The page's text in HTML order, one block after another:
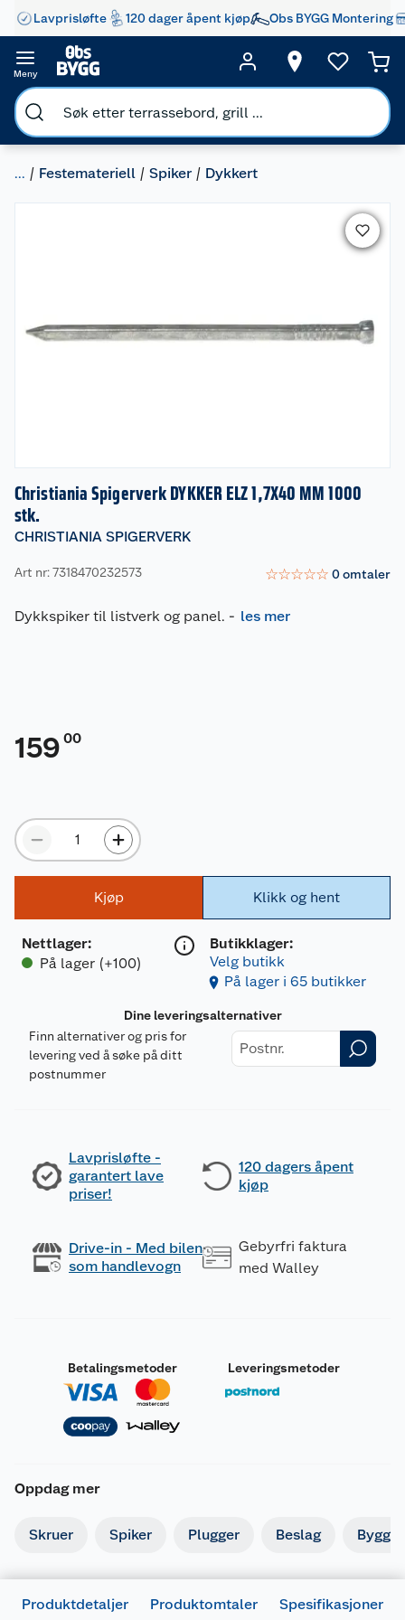
Lavprisløfte 120 dager åpent kjøp Obs BYGG Montering
Meny
... Festemateriell Spiker Dykkert
Christiania Spigerverk DYKKER ELZ 1,7X40 MM 1000
stk.
CHRISTIANIA SPIGERVERK
Art nr: 7318470232573 ☆☆☆☆☆ 0omtaler
Dykkspiker til listverk og panel. - les mer
159 00
Kjøp
Nettlager:
På lager (+100)
Klikk og hent
Butikklager:
Velg butikk
På lager i 65 butikker
Dine leveringsalternativer
Finn alternativer og pris for
levering ved å søke på ditt
postnummer
Lavprisløfte -
garantert lave
priser!
120 dagers åpent
kjøp
Drive-in - Med bilen
som handlevogn
Gebyrfri faktura
med Walley
Betalingsmetoder Leveringsmetoder
Oppdag mer
Skruer Spiker Plugger Beslag
Produktdetaljer Produktomtaler Spesifikasjoner